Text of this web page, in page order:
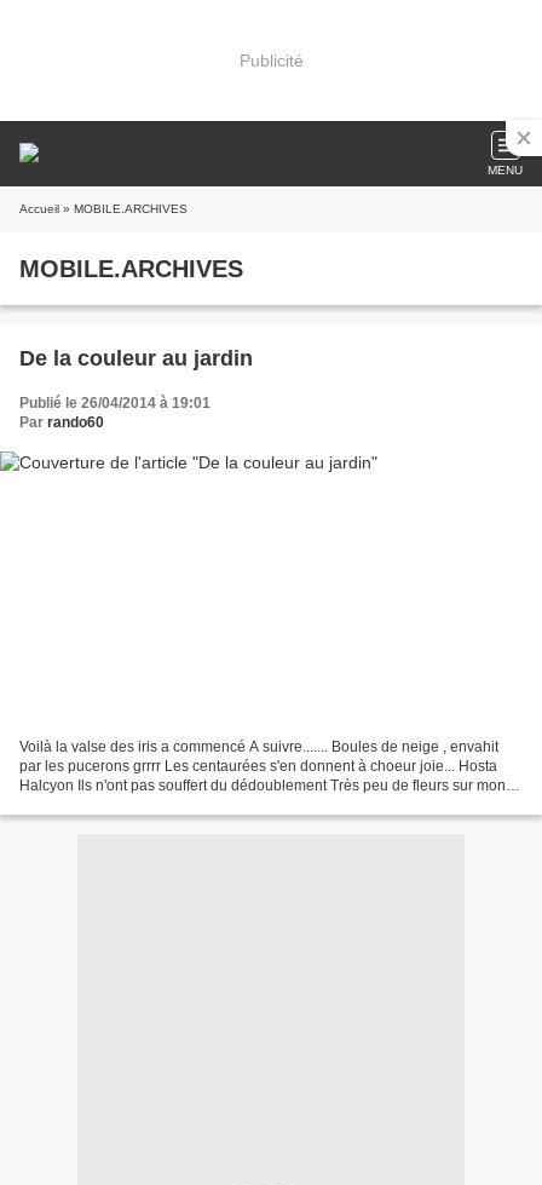
Publicité
MENU
Accueil » MOBILE.ARCHIVES
MOBILE.ARCHIVES
De la couleur au jardin
Publié le 26/04/2014 à 19:01
Par rando60
Voilà la valse des iris a commencé A suivre....... Boules de neige , envahit
par les pucerons grrrr Les centaurées s'en donnent à choeur joie... Hosta
Halcyon Ils n'ont pas souffert du dédoublement Très peu de fleurs sur mon